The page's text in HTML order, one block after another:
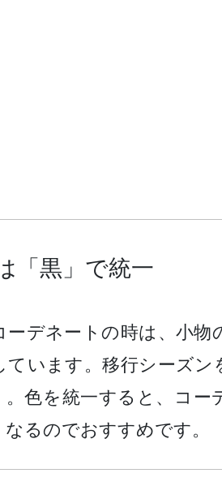
「黒」で統一
ーデネートの時は、小物
ています。移行シーズン
。色を統一すると、コー
るのでおすすめです。